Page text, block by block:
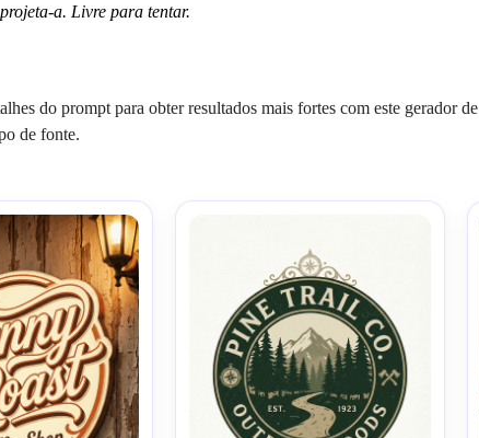
a. Livre para tentar.
do prompt para obter resultados mais fortes com este gerador de
de fonte.